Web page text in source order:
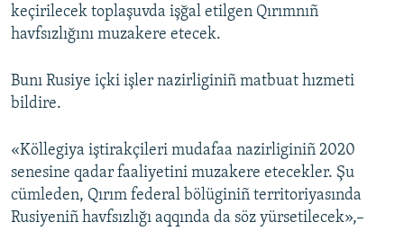
RFE/RS bütün saytları
keçirilecek toplaşuvda işğal etilgen Qırımnıñ
havfsızlığını muzakere etecek.
Bunı Rusiye içki işler nazirliginiñ matbuat hızmeti
bildire.
«Köllegiya iştirakçileri mudafaa nazirliginiñ 2020
senesine qadar faaliyetini muzakere etecekler. Şu
cümleden, Qırım federal bölüginiñ territoriyasında
Rusiyeniñ havfsızlığı aqqında da söz yürsetilecek»,–